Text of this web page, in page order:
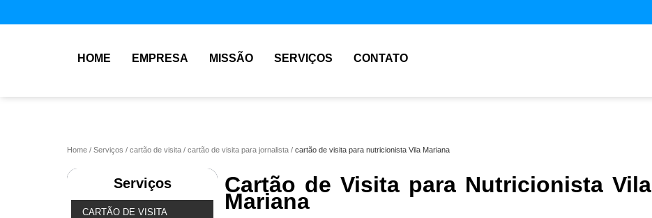
HOME EMPRESA MISSÃO SERVIÇOS CONTATO
Home Serviços cartão de visita cartão de visita para jornalista cartão de visita para nutricionista Vila Mariana
Serviços
CARTÃO DE VISITA
Cartão de Visita para Nutricionista Vila
Mariana